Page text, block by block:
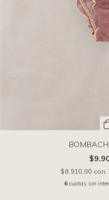
$8.910,00 con
6 cuotas sin